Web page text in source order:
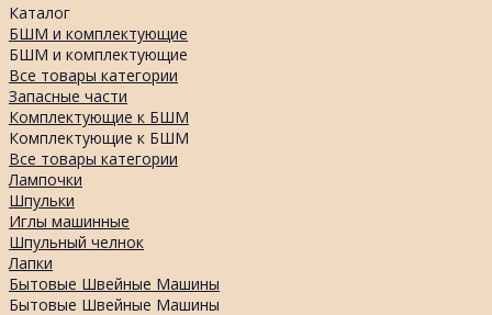
Каталог
БШМ и комплектующие
БШМ и комплектующие
Все товары категории
Запасные части
Комплектующие к БШМ
Комплектующие к БШМ
Все товары категории
Лампочки
Шпульки
Иглы машинные
Шпульный челнок
Лапки
Бытовые Швейные Машины
Бытовые Швейные Машины